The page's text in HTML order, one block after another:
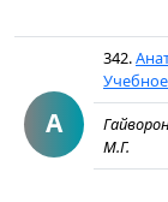
А
342.
М.Г.